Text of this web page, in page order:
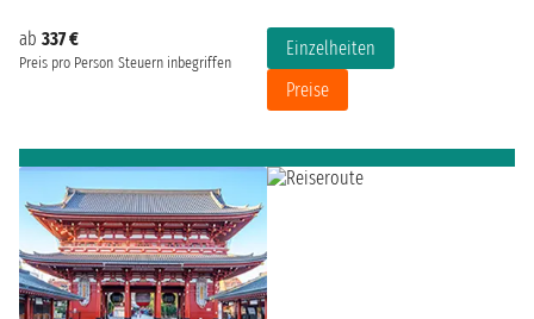
ab 337 €
Preis pro Person Steuern inbegriffen
Einzelheiten
Preise